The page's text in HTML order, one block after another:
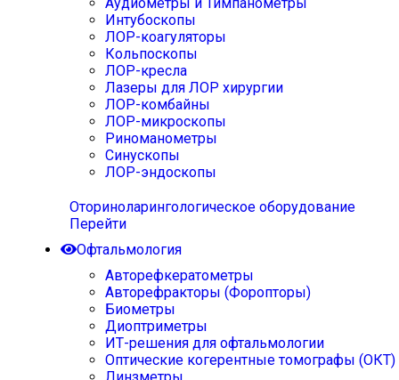
Интубоскопы
ЛОР-коагуляторы
Кольпоскопы
ЛОР-кресла
Лазеры для ЛОР хирургии
ЛОР-комбайны
ЛОР-микроскопы
Риноманометры
Синускопы
ЛОР-эндоскопы
Оториноларингологическое оборудование
Перейти
Офтальмология
Авторефкератометры
Авторефракторы (Форопторы)
Биометры
Диоптриметры
ИТ-решения для офтальмологии
Оптические когерентные томографы (ОКТ)